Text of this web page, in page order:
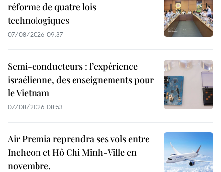
réforme de quatre lois
technologiques
07/08/2026 09:37
Semi-conducteurs : l’expérience
israélienne, des enseignements pour
le Vietnam
07/08/2026 08:53
Air Premia reprendra ses vols entre
Incheon et Hô Chi Minh-Ville en
novembre.